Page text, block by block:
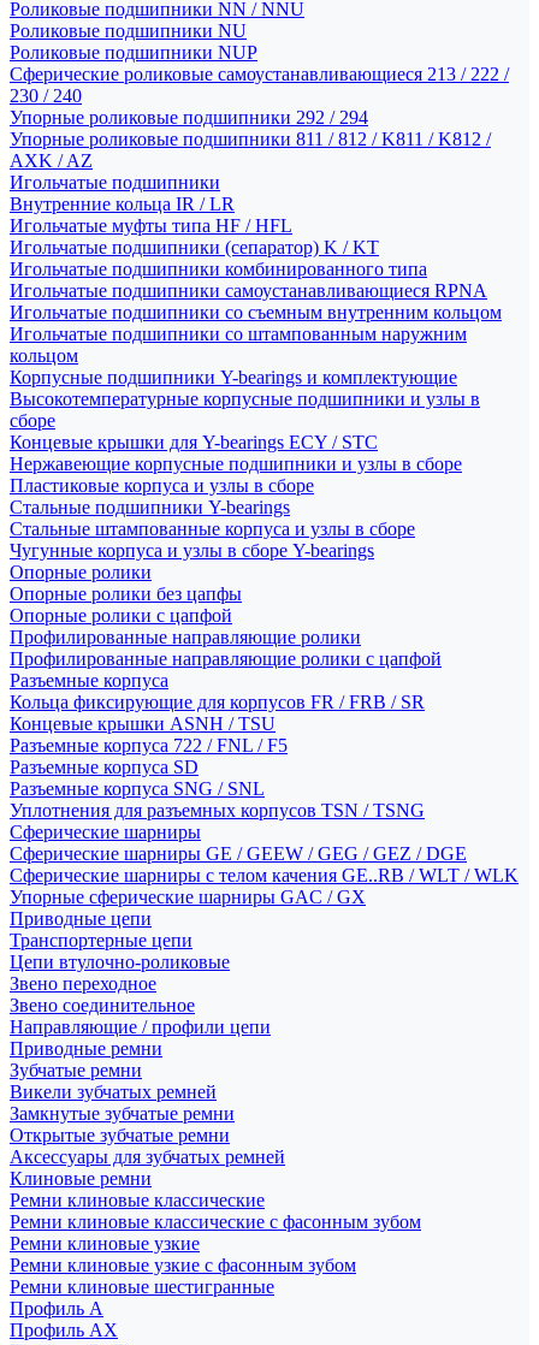
Роликовые подшипники NN / NNU
Роликовые подшипники NU
Роликовые подшипники NUP
Сферические роликовые самоустанавливающиеся 213 / 222 /
230 / 240
Упорные роликовые подшипники 292 / 294
Упорные роликовые подшипники 811 / 812 / K811 / K812 /
AXK / AZ
Игольчатые подшипники
Внутренние кольца IR / LR
Игольчатые муфты типа HF / HFL
Игольчатые подшипники (сепаратор) K / KT
Игольчатые подшипники комбинированного типа
Игольчатые подшипники самоустанавливающиеся RPNA
Игольчатые подшипники со съемным внутренним кольцом
Игольчатые подшипники со штампованным наружним
кольцом
Корпусные подшипники Y-bearings и комплектующие
Высокотемпературные корпусные подшипники и узлы в
сборе
Концевые крышки для Y-bearings ECY / STC
Нержавеющие корпусные подшипники и узлы в сборе
Пластиковые корпуса и узлы в сборе
Стальные подшипники Y-bearings
Стальные штампованные корпуса и узлы в сборе
Чугунные корпуса и узлы в сборе Y-bearings
Опорные ролики
Опорные ролики без цапфы
Опорные ролики с цапфой
Профилированные направляющие ролики
Профилированные направляющие ролики с цапфой
Разъемные корпуса
Кольца фиксирующие для корпусов FR / FRB / SR
Концевые крышки ASNH / TSU
Разъемные корпуса 722 / FNL / F5
Разъемные корпуса SD
Разъемные корпуса SNG / SNL
Уплотнения для разъемных корпусов TSN / TSNG
Сферические шарниры
Сферические шарниры GE / GEEW / GEG / GEZ / DGE
Сферические шарниры с телом качения GE..RB / WLT / WLK
Упорные сферические шарниры GAC / GX
Приводные цепи
Транспортерные цепи
Цепи втулочно-роликовые
Звено переходное
Звено соединительное
Направляющие / профили цепи
Приводные ремни
Зубчатые ремни
Викели зубчатых ремней
Замкнутые зубчатые ремни
Открытые зубчатые ремни
Аксессуары для зубчатых ремней
Клиновые ремни
Ремни клиновые классические
Ремни клиновые классические с фасонным зубом
Ремни клиновые узкие
Ремни клиновые узкие с фасонным зубом
Ремни клиновые шестигранные
Профиль A
Профиль AX